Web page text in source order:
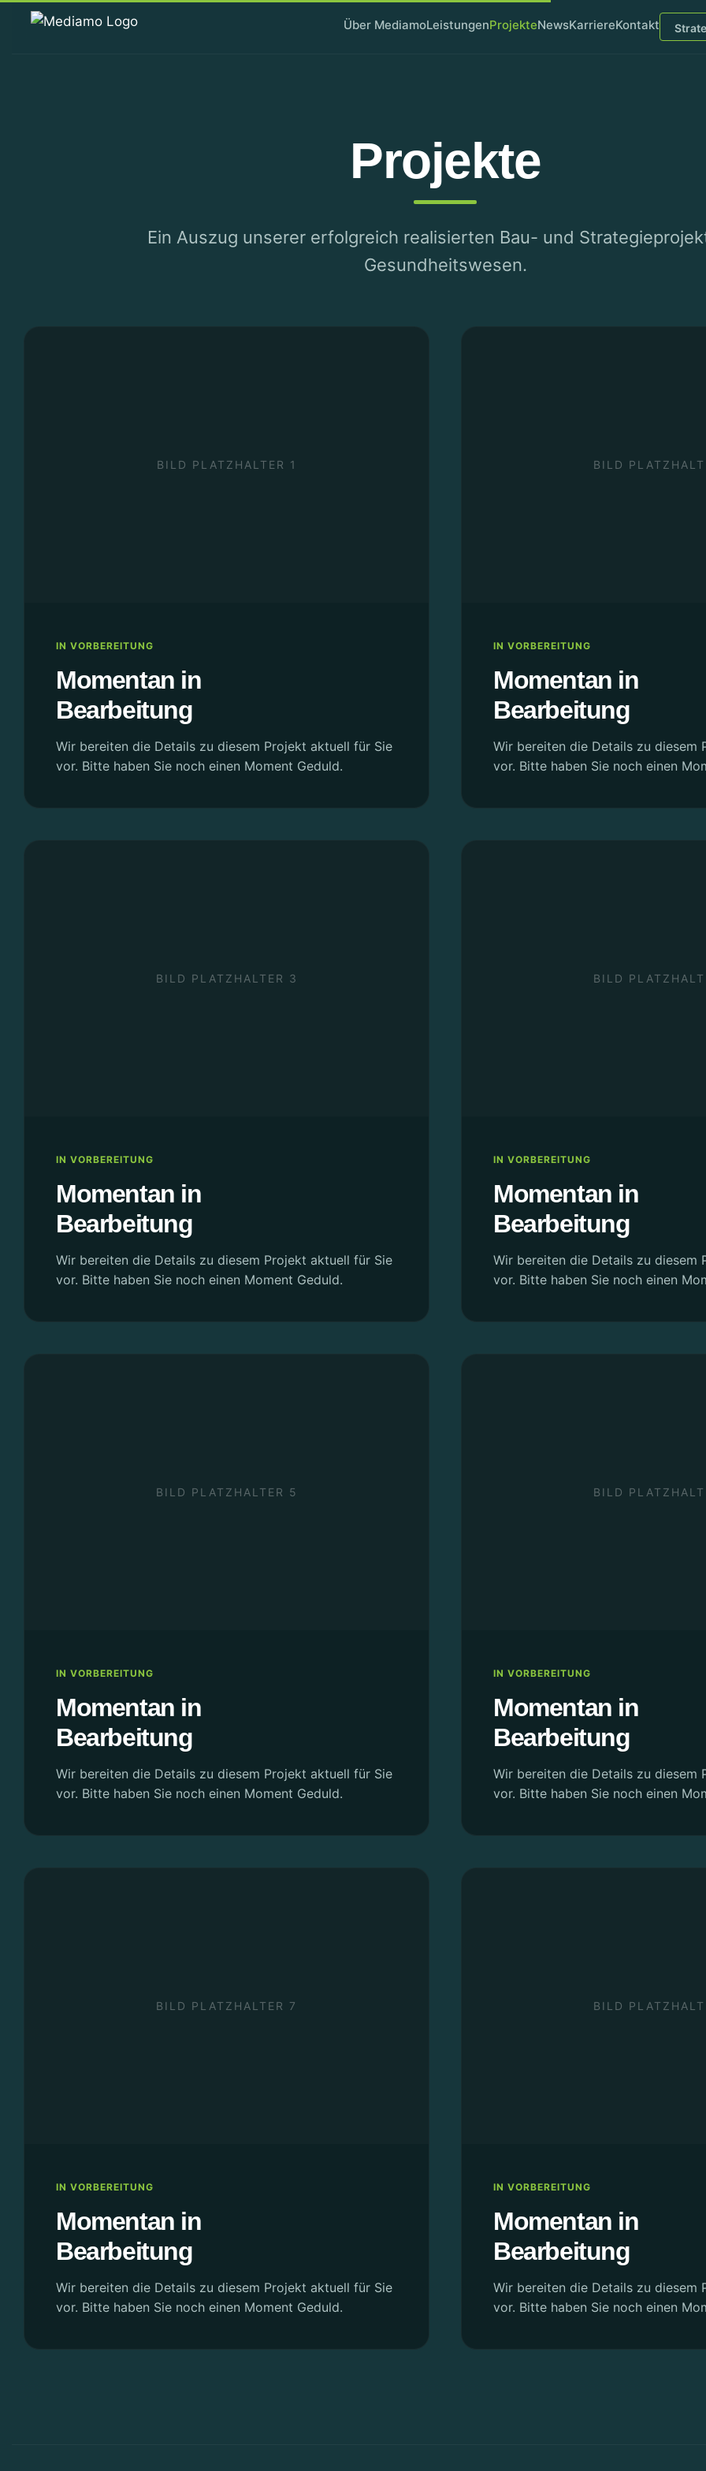
Über MediamoLeistungenProjekteNewsKarriereKontakt
Projekte
Ein Auszug unserer erfolgreich realisierten Bau- und
Gesundheitswesen.
BILD PLATZHALTER 1
IN VORBEREITUNG
Momentan in
Bearbeitung
Wir bereiten die Details zu diesem Projekt aktuell für Sie
vor. Bitte haben Sie noch einen Moment Geduld.
BILD
IN VORBEREITUNG
Momentan in
Bearbeitung
Wir bereiten die Details zu diesem
vor. Bitte haben Sie noch einen
BILD PLATZHALTER 3
IN VORBEREITUNG
Momentan in
Bearbeitung
Wir bereiten die Details zu diesem Projekt aktuell für Sie
vor. Bitte haben Sie noch einen Moment Geduld.
BILD
IN VORBEREITUNG
Momentan in
Bearbeitung
Wir bereiten die Details zu diesem
vor. Bitte haben Sie noch einen
BILD PLATZHALTER 5
IN VORBEREITUNG
Momentan in
Bearbeitung
Wir bereiten die Details zu diesem Projekt aktuell für Sie
vor. Bitte haben Sie noch einen Moment Geduld.
BILD
IN VORBEREITUNG
Momentan in
Bearbeitung
Wir bereiten die Details zu diesem
vor. Bitte haben Sie noch einen
BILD PLATZHALTER 7
IN VORBEREITUNG
Momentan in
Bearbeitung
Wir bereiten die Details zu diesem Projekt aktuell für Sie
vor. Bitte haben Sie noch einen Moment Geduld.
BILD
IN VORBEREITUNG
Momentan in
Bearbeitung
Wir bereiten die Details zu diesem
vor. Bitte haben Sie noch einen